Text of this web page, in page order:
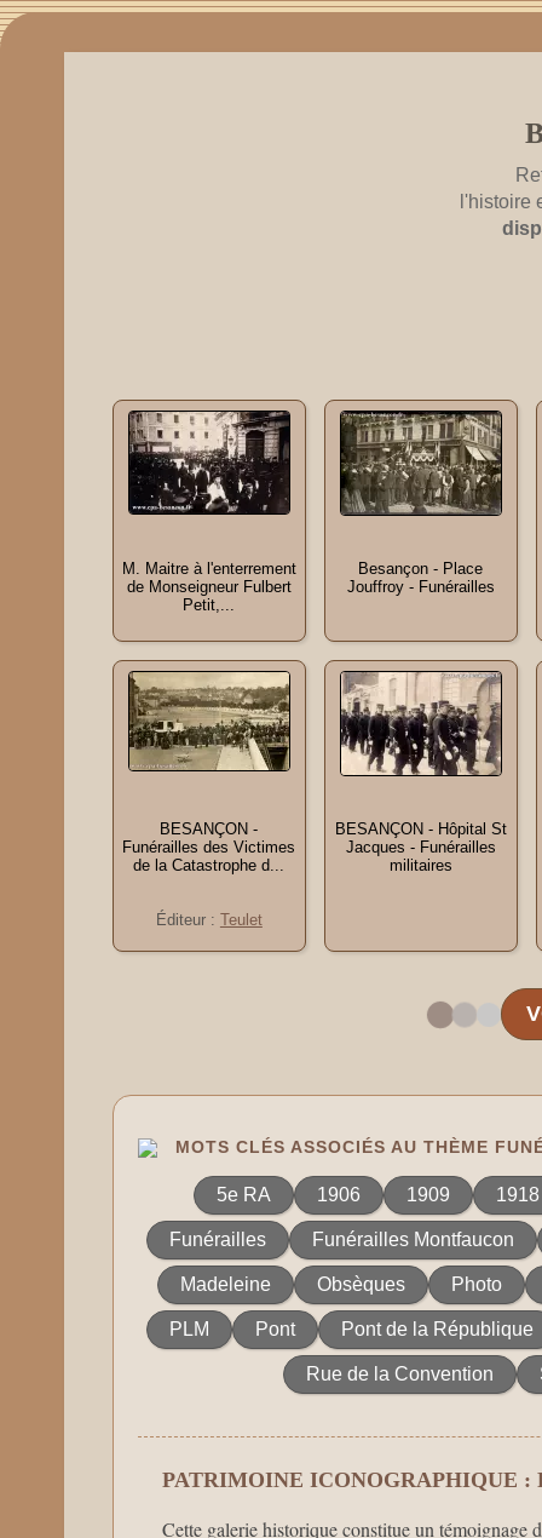
l'histoire
M. Maitre à l'enterrement
de Monseigneur Fulbert
Petit,...
Besançon - Place
Jouffroy - Funérailles
BESANÇON -
Funérailles des Victimes
de la Catastrophe d...
Éditeur : Teulet
BESANÇON - Hôpital St
Jacques - Funérailles
militaires
MOTS CLÉS ASSOCIÉS AU THÈME
5e RA 1906 1909 1918
Funérailles Funérailles Montfaucon
Madeleine Obsèques Photo
PLM Pont Pont de la République
Rue de la Convention
PATRIMOINE ICONOGRAPHIQUE :
Cette galerie historique constitue un témoignage